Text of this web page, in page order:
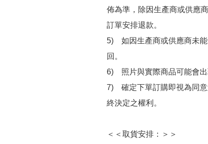
佈為準，除因生產商或供應
訂單安排退款。
5)　如因生產商或供應商未
回。
6)　照片與實際商品可能會出
7)　確定下單訂購即視為同
終決定之權利。
＜＜取貨安排：＞＞